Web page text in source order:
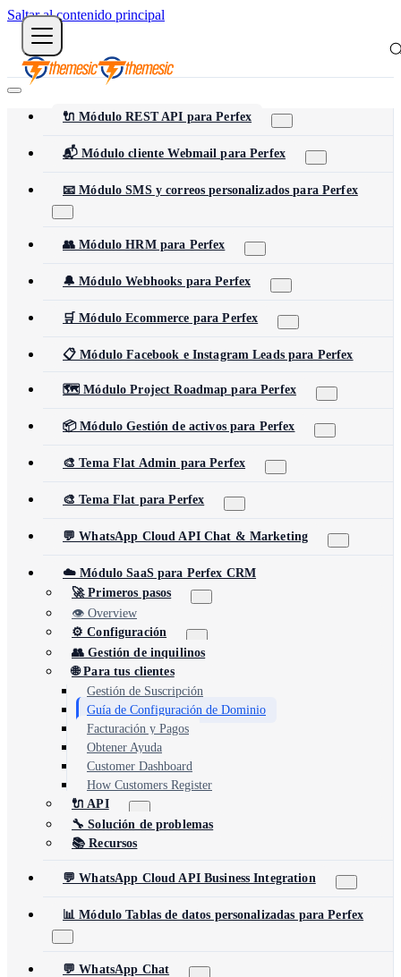
Saltar al contenido principal
🔌 Módulo REST API para Perfex
📬 Módulo cliente Webmail para Perfex
📧 Módulo SMS y correos personalizados para Perfex
👥 Módulo HRM para Perfex
🔔 Módulo Webhooks para Perfex
🛒 Módulo Ecommerce para Perfex
📋 Módulo Facebook e Instagram Leads para Perfex
🗺️ Módulo Project Roadmap para Perfex
📦 Módulo Gestión de activos para Perfex
🎨 Tema Flat Admin para Perfex
🎨 Tema Flat para Perfex
💬 WhatsApp Cloud API Chat & Marketing
☁️ Módulo SaaS para Perfex CRM
🚀 Primeros pasos
👁️ Overview
⚙️ Configuración
👥 Gestión de inquilinos
🌐 Para tus clientes
Gestión de Suscripción
Guía de Configuración de Dominio
Facturación y Pagos
Obtener Ayuda
Customer Dashboard
How Customers Register
🔌 API
🔧 Solución de problemas
📚 Recursos
💬 WhatsApp Cloud API Business Integration
📊 Módulo Tablas de datos personalizadas para Perfex
💬 WhatsApp Chat